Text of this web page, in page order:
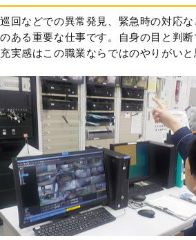
巡回などでの異常発見、緊急時の対応
のある重要な仕事です。自身の目と判
充実感はこの職業ならではのやりがいと